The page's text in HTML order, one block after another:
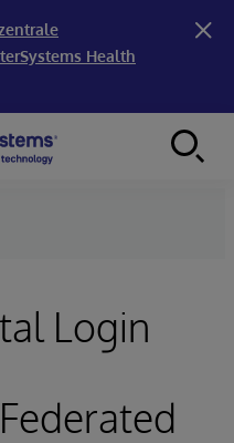
Health
Login